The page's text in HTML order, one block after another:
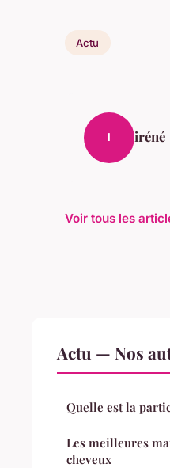
Actu
I iréné
Voir tous les
Actu — Nos
Quelle est la
Les meilleures
cheveux